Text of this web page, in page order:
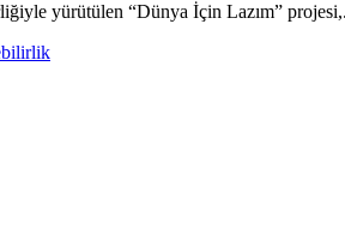
yürütülen “Dünya İçin Lazım”